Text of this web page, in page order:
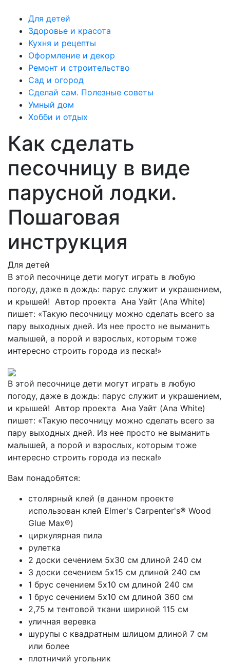
Для детей
Здоровье и красота
Кухня и рецепты
Оформление и декор
Ремонт и строительство
Сад и огород
Сделай сам. Полезные советы
Умный дом
Хобби и отдых
Как сделать
песочницу в виде
парусной лодки.
Пошаговая
инструкция
Для детей
В этой песочнице дети могут играть в любую
погоду, даже в дождь: парус служит и украшением,
и крышей! Автор проекта Ана Уайт (Ana White)
пишет: «Такую песочницу можно сделать всего за
пару выходных дней. Из нее просто не выманить
малышей, а порой и взрослых, которым тоже
интересно строить города из песка!»
В этой песочнице дети могут играть в любую
погоду, даже в дождь: парус служит и украшением,
и крышей! Автор проекта Ана Уайт (Ana White)
пишет: «Такую песочницу можно сделать всего за
пару выходных дней. Из нее просто не выманить
малышей, а порой и взрослых, которым тоже
интересно строить города из песка!»
Вам понадобятся:
столярный клей (в данном проекте
использован клей Elmer's Carpenter's® Wood
Glue Max®)
циркулярная пила
рулетка
2 доски сечением 5х30 см длиной 240 см
3 доски сечением 5х15 см длиной 240 см
1 брус сечением 5х10 см длиной 240 см
1 брус сечением 5х10 см длиной 360 см
2,75 м тентовой ткани шириной 115 см
уличная веревка
шурупы с квадратным шлицом длиной 7 см
или более
плотничий угольник